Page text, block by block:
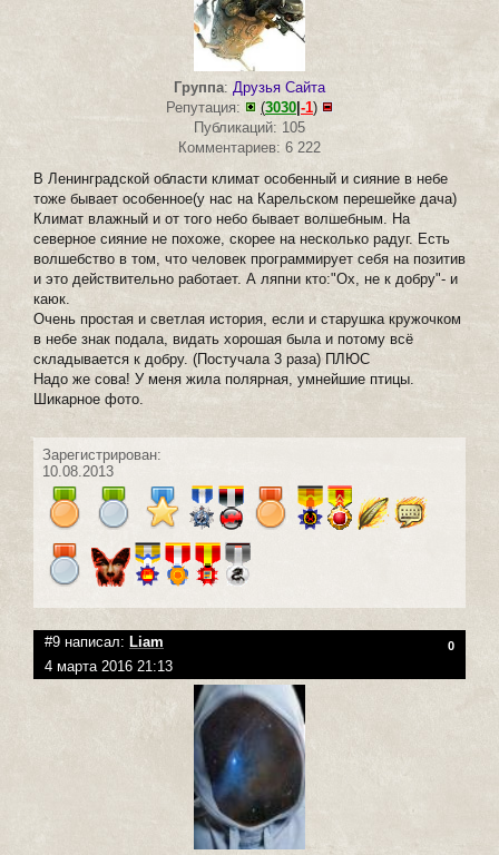
Группа: Друзья Сайта
Репутация:
(3030 -1)
Публикаций: 105
Комментариев: 6 222
В Ленинградской области климат особенный и сияние в небе
тоже бывает особенное(у нас на Кaрельском перешейке дача)
Климат влажный и от того небо бывает волшебным. На
северное сияние не похоже, скорее на несколько радуг. Есть
волшебство в том, что человек программирует себя на позитив
и это действительно работает. А ляпни кто:"Ох, не к добру"- и
каюк.
Очень простая и светлая история, если и старушка кружочком
в небе знак подала, видать хорошая была и потому всё
складывается к добру. (Постучала 3 раза) ПЛЮС
Надо же сова! У меня жила полярная, умнейшие птицы.
Шикарное фото.
Зарегистрирован:
10.08.2013
#9 написал: Liam 0
4 марта 2016 21:13